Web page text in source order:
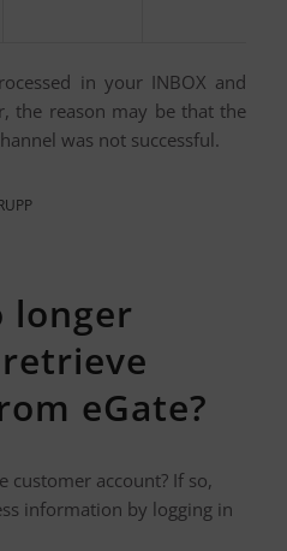
in your INBOX and
the reason may be that the
was not successful.
longer
eGate?
customer account? If so,
information by logging in